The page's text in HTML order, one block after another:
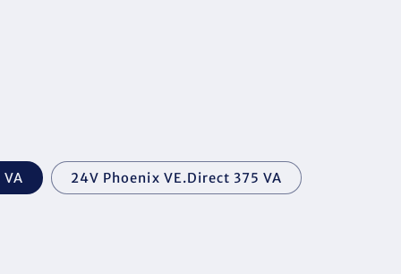
24V Phoenix VE.Direct 375 VA